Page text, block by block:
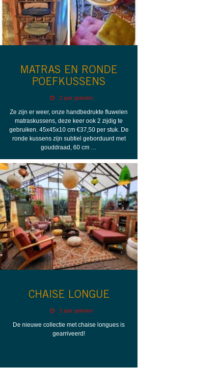
MATRAS EN RONDE
POEFKUSSENS
2 jaar geleden
Ze zijn er weer, onze handbedrukte fluwelen
matraskussens, deze keer ook 2 zijdig te
gebruiken. 45x45x10 cm €37,50 per stuk. De
ronde kussens zijn subtiel geborduurd met
gouddraad, 60 cm …
CHAISE LONGUE
2 jaar geleden
De nieuwe collectie met chaise longues is
gearriveerd!